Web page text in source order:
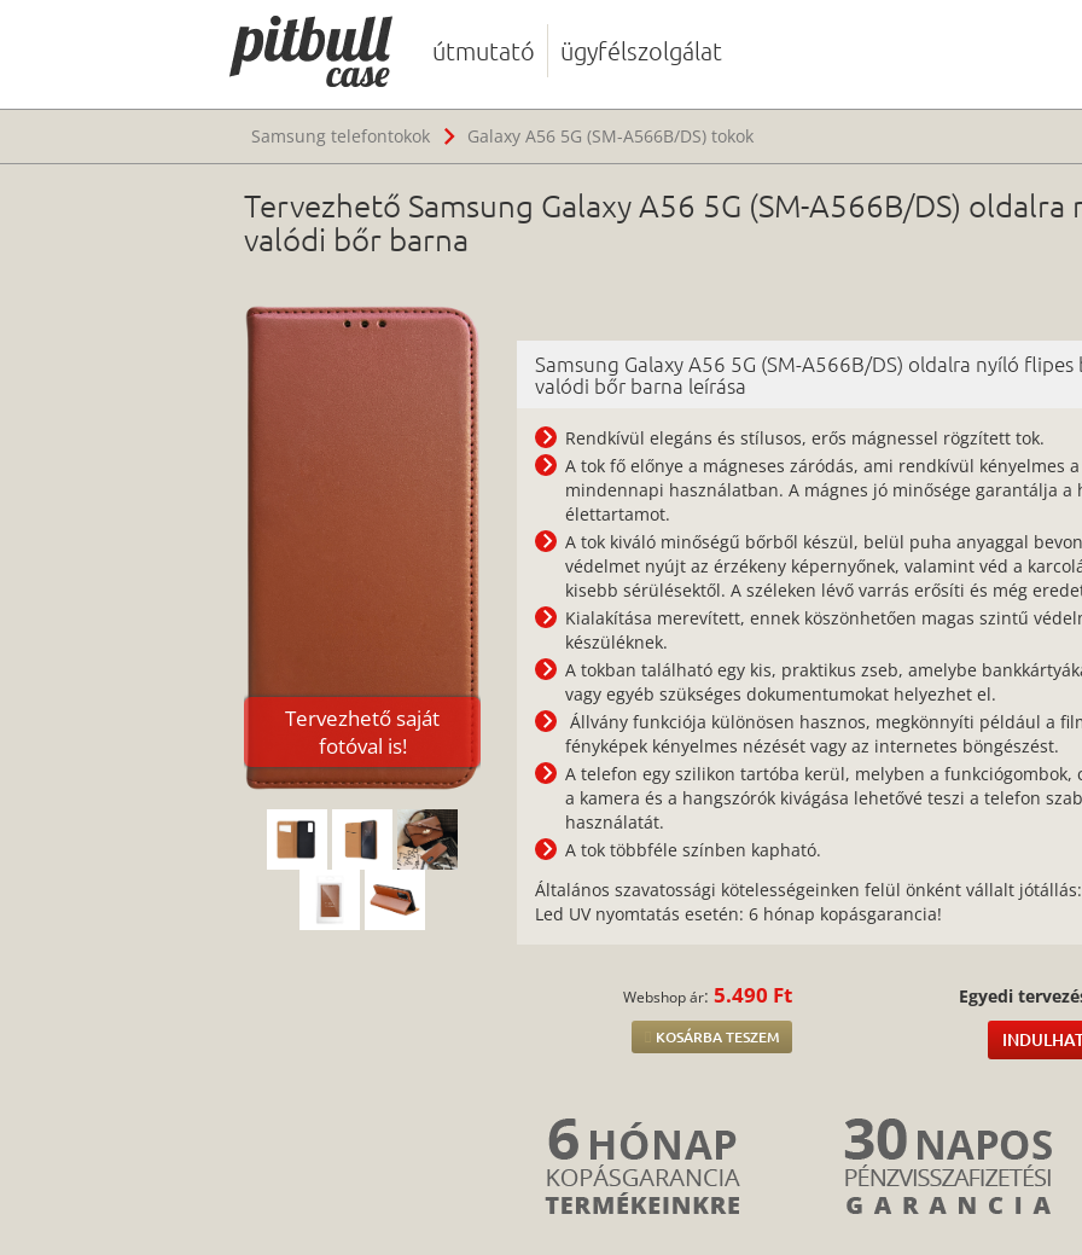
útmutató ügyfélszolgálat
Samsung telefontokok Galaxy A56 5G (SM-A566B/DS) tokok
Tervezhető Samsung Galaxy A56 5G (SM-A566B/DS)
valódi bőr barna
Tervezhető saját
fotóval is!
Samsung Galaxy A56 5G (SM-A566B/DS) oldalra nyíló
valódi bőr barna leírása
Rendkívül elegáns és stílusos, erős mágnessel rögzített tok.
A tok fő előnye a mágneses záródás, ami rendkívül kényelmes a
mindennapi használatban. A mágnes jó minősége garantálja a
élettartamot.
A tok kiváló minőségű bőrből készül, belül puha anyaggal
védelmet nyújt az érzékeny képernyőnek, valamint véd a
kisebb sérülésektől. A széleken lévő varrás erősíti és még
Kialakítása merevített, ennek köszönhetően magas szintű
készüléknek.
A tokban található egy kis, praktikus zseb, amelybe
vagy egyéb szükséges dokumentumokat helyezhet el.
Állvány funkciója különösen hasznos, megkönnyíti például a
fényképek kényelmes nézését vagy az internetes böngészést.
A telefon egy szilikon tartóba kerül, melyben a funkciógombok,
a kamera és a hangszórók kivágása lehetővé teszi a telefon
használatát.
A tok többféle színben kapható.
Általános szavatossági kötelességeinken felül önként vállalt jótállás:
Led UV nyomtatás esetén: 6 hónap kopásgarancia!
Webshop ár:5.490 Ft
KOSÁRBA TESZEM
Egyedi